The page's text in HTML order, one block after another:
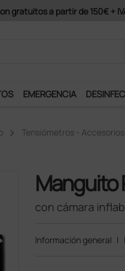
de muchos servicios
EMERGENCIA
Tensiómetros - Accesorios
Manguito
con cámara
Información general |